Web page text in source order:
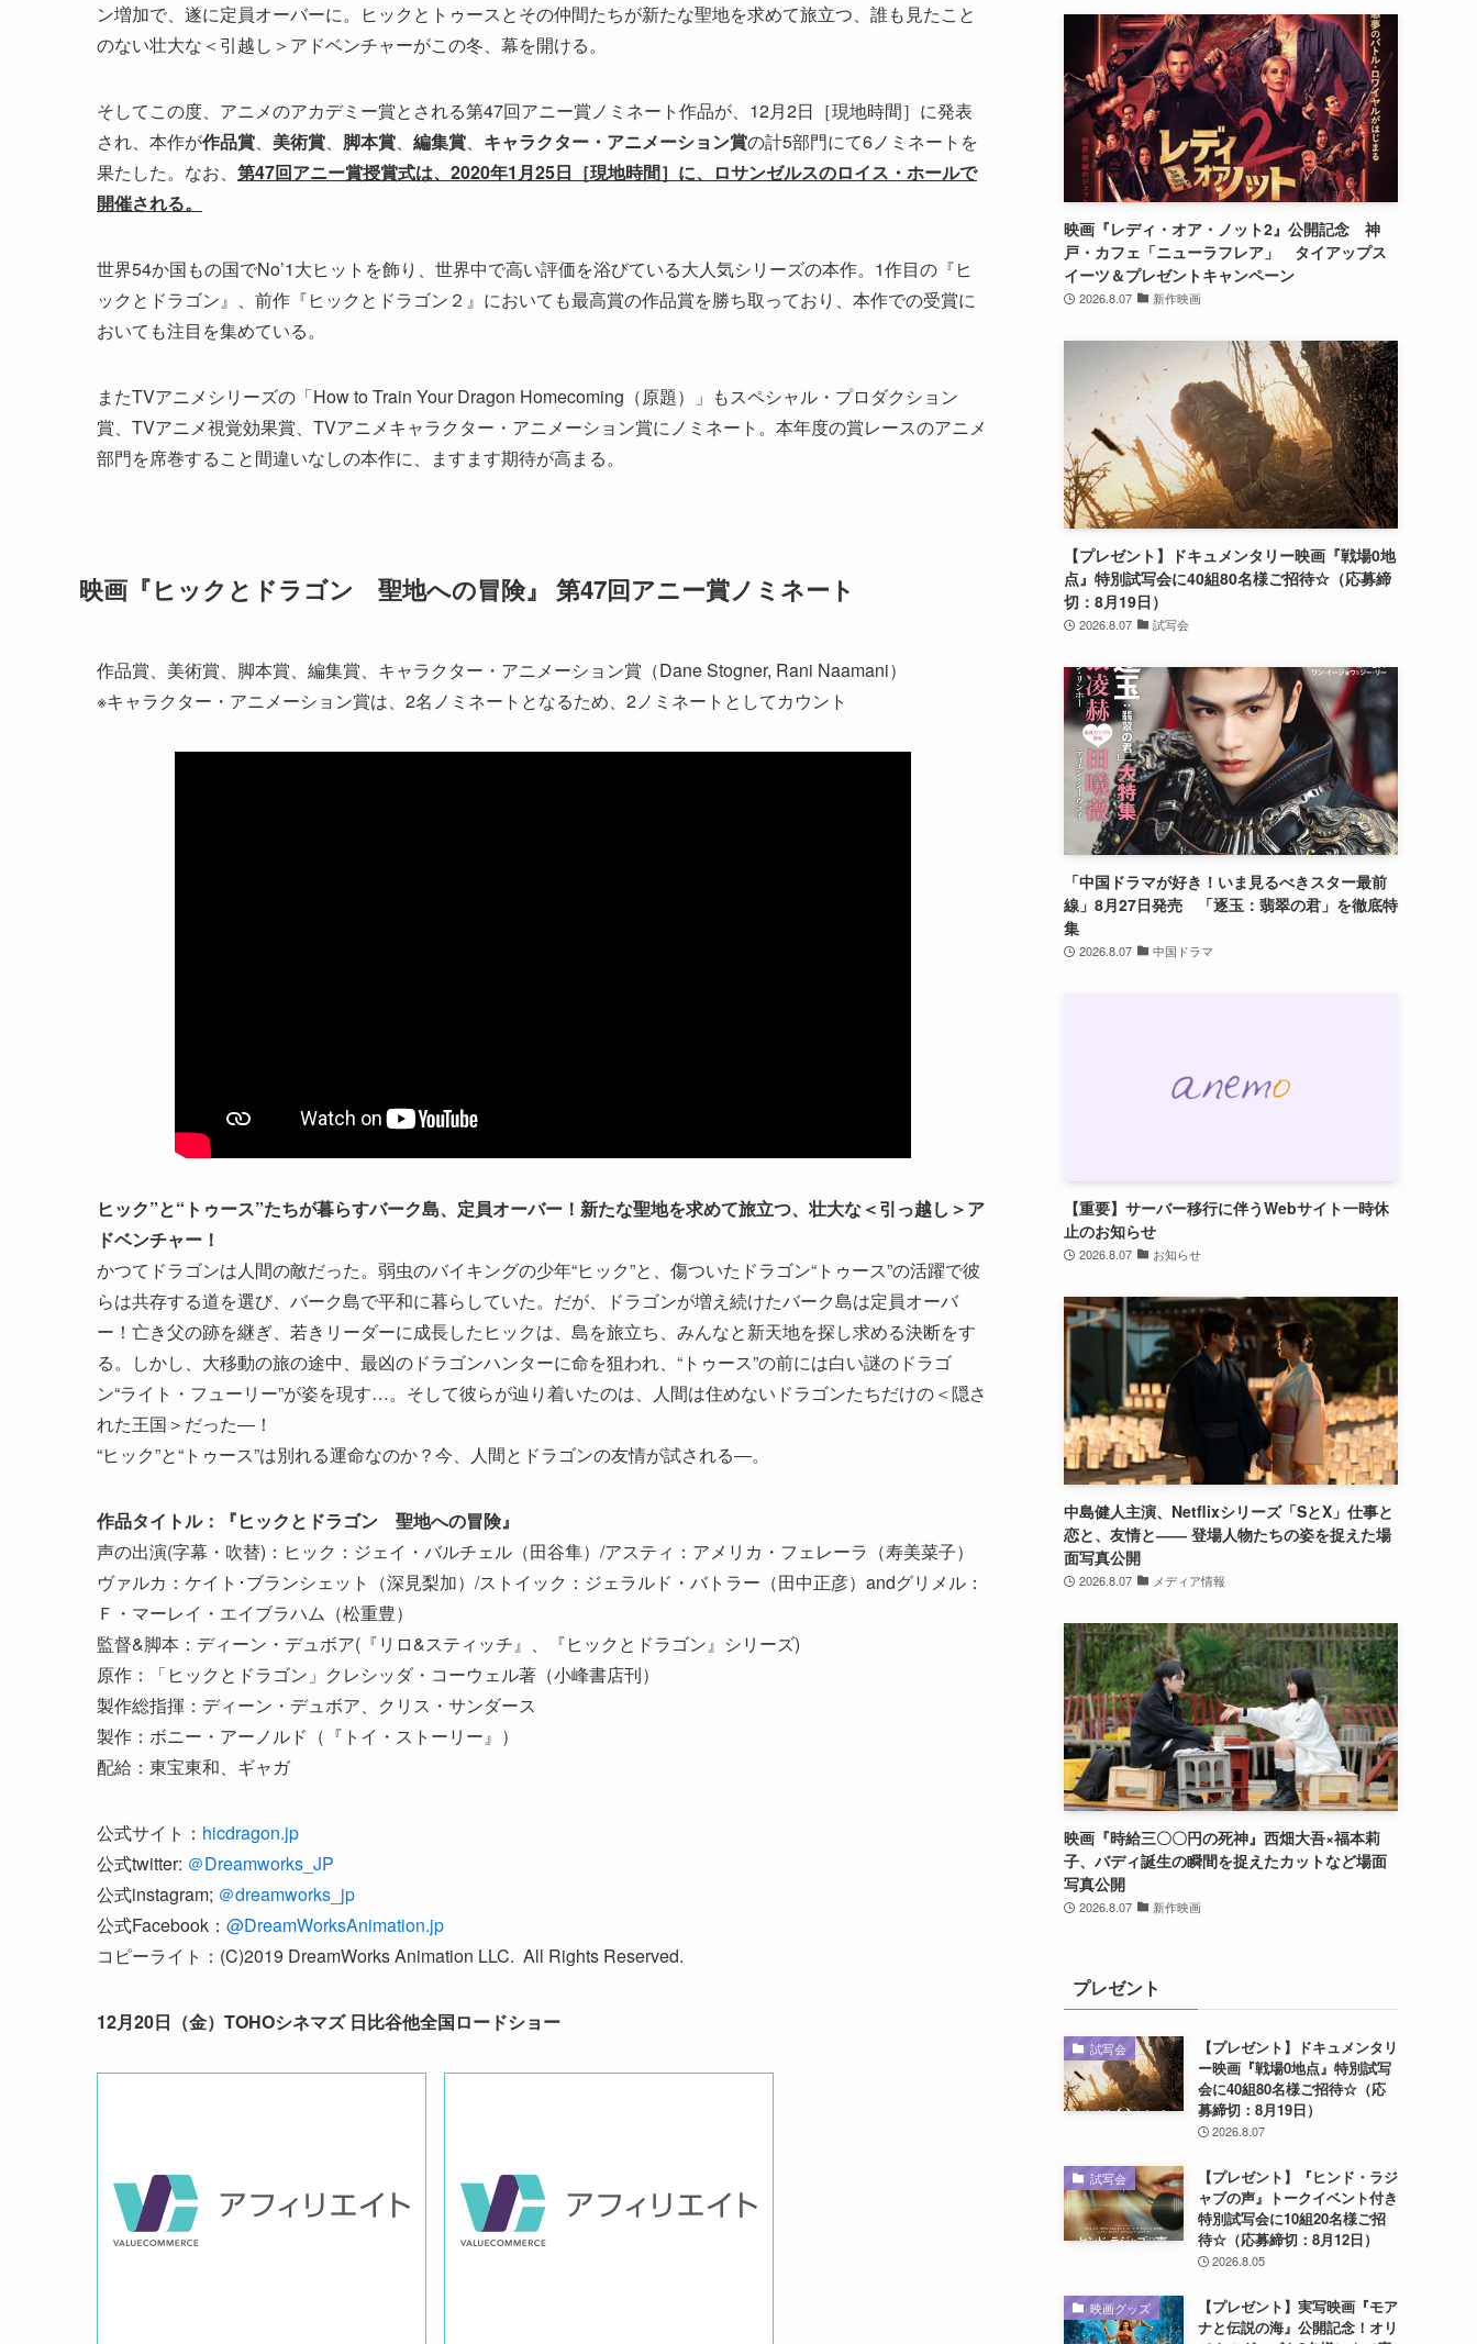
ン増加で、遂に定員オーバーに。ヒックとトゥースとその仲間たちが新たな聖地を求めて旅立つ、誰も見たこと
のない壮大な＜引越し＞アドベンチャーがこの冬、幕を開ける。
そしてこの度、アニメのアカデミー賞とされる第47回アニー賞ノミネート作品が、12月2日［現地時間］に発表
され、本作が作品賞、 美術賞、 脚本賞、 編集賞、 キャラクター・アニメーション賞の計5部門にて6ノミネートを
果たした。なお、 第47回アニー賞授賞式は、2020年1月25日［現地時間］に、ロサンゼルスのロイス・ホールで
開催される。
世界54か国もの国でNo’1大ヒットを飾り、世界中で高い評価を浴びている大人気シリーズの本作。1作目の『ヒ
ックとドラゴン』、前作『ヒックとドラゴン２』においても最高賞の作品賞を勝ち取っており、本作での受賞に
おいても注目を集めている。
またTVアニメシリーズの「How to Train Your Dragon Homecoming（原題）」もスペシャル・プロダクション
賞、TVアニメ視覚効果賞、TVアニメキャラクター・アニメーション賞にノミネート。本年度の賞レースのアニメ
部門を席巻すること間違いなしの本作に、ますます期待が高まる。
映画『ヒックとドラゴン 聖地への冒険』 第47回アニー賞ノミネート
作品賞、美術賞、脚本賞、編集賞、キャラクター・アニメーション賞（Dane Stogner, Rani Naamani）
※キャラクター・アニメーション賞は、2名ノミネートとなるため、2ノミネートとしてカウント
ヒック”と“トゥース”たちが暮らすバーク島、定員オーバー！新たな聖地を求めて旅立つ、壮大な＜引っ越し＞ア
ドベンチャー！
かつてドラゴンは人間の敵だった。弱虫のバイキングの少年“ヒック”と、傷ついたドラゴン“トゥース”の活躍で彼
らは共存する道を選び、バーク島で平和に暮らしていた。だが、ドラゴンが増え続けたバーク島は定員オーバ
ー！亡き父の跡を継ぎ、若きリーダーに成長したヒックは、島を旅立ち、みんなと新天地を探し求める決断をす
る。しかし、大移動の旅の途中、最凶のドラゴンハンターに命を狙われ、“トゥース”の前には白い謎のドラゴ
ン“ライト・フューリー”が姿を現す…。そして彼らが辿り着いたのは、人間は住めないドラゴンたちだけの＜隠さ
れた王国＞だった―！
“ヒック”と“トゥース”は別れる運命なのか？今、人間とドラゴンの友情が試される―。
作品タイトル：『ヒックとドラゴン 聖地への冒険』
声の出演(字幕・吹替)：ヒック：ジェイ・バルチェル（田谷隼）/アスティ：アメリカ・フェレーラ（寿美菜子）
ヴァルカ：ケイト･ブランシェット（深見梨加）/ストイック：ジェラルド・バトラー（田中正彦）andグリメル：
Ｆ・マーレイ・エイブラハム（松重豊）
監督&脚本：ディーン・デュボア(『リロ&スティッチ』、『ヒックとドラゴン』シリーズ)
原作：「ヒックとドラゴン」クレシッダ・コーウェル著（小峰書店刊）
製作総指揮：ディーン・デュボア、クリス・サンダース
製作：ボニー・アーノルド（『トイ・ストーリー』）
配給：東宝東和、ギャガ
公式サイト： hicdragon.jp
公式twitter: ＠Dreamworks_JP
公式instagram; ＠dreamworks_jp
公式Facebook： @DreamWorksAnimation.jp
コピーライト：(C)2019 DreamWorks Animation LLC. All Rights Reserved.
12月20日（金）TOHOシネマズ 日比谷他全国ロードショー
映画『レディ・オア・ノット2』公開記念 神
戸・カフェ「ニューラフレア」 タイアップス
イーツ＆プレゼントキャンペーン
2026.8.07 新作映画
【プレゼント】ドキュメンタリー映画『戦場0地
点』特別試写会に40組80名様ご招待☆（応募締
切：8月19日）
2026.8.07 試写会
「中国ドラマが好き！いま見るべきスター最前
線」8月27日発売 「逐玉：翡翠の君」を徹底特
集
2026.8.07 中国ドラマ
【重要】サーバー移行に伴うWebサイト一時休
止のお知らせ
2026.8.07 お知らせ
中島健人主演、Netflixシリーズ「SとX」仕事と
恋と、友情と―― 登場人物たちの姿を捉えた場
面写真公開
2026.8.07 メディア情報
映画『時給三〇〇円の死神』西畑大吾×福本莉
子、バディ誕生の瞬間を捉えたカットなど場面
写真公開
2026.8.07 新作映画
プレゼント
試写会
【プレゼント】ドキュメンタリ
ー映画『戦場0地点』特別試写
会に40組80名様ご招待☆（応
募締切：8月19日）
2026.8.07
試写会
【プレゼント】『ヒンド・ラジ
ャブの声』トークイベント付き
特別試写会に10組20名様ご招
待☆（応募締切：8月12日）
2026.8.05
映画グッズ
【プレゼント】実写映画『モア
ナと伝説の海』公開記念！オリ